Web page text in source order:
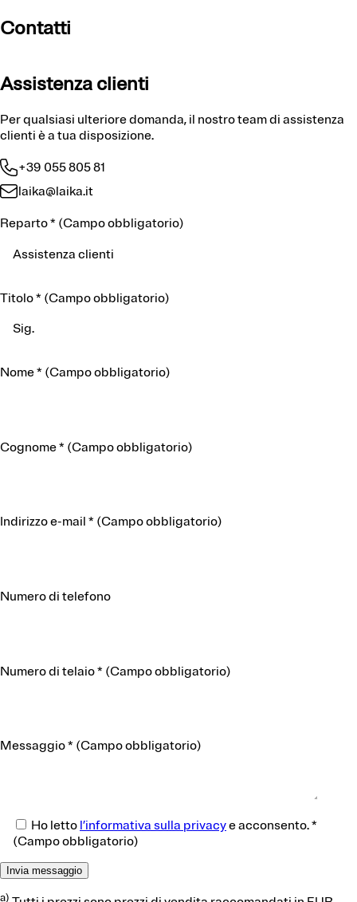
Contatti
Assistenza clienti
Per qualsiasi ulteriore domanda, il nostro team di assistenza
clienti è a tua disposizione.
+39 055 805 81
laika@laika.it
Reparto* (Campo obbligatorio)
Titolo* (Campo obbligatorio)
Nome* (Campo obbligatorio)
Cognome* (Campo obbligatorio)
Indirizzo e-mail * (Campo obbligatorio)
Numero di telefono
Numero di telaio* (Campo obbligatorio)
Messaggio* (Campo obbligatorio)
Ho letto l’informativa sulla privacye acconsento.*
(Campo obbligatorio)
a)